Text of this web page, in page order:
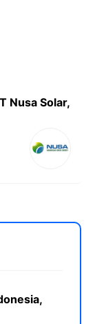
Nusa Solar,